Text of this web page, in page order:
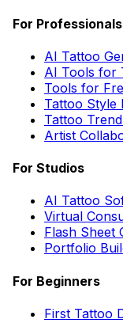
For Professionals
AI Tattoo
AI Tools for
Tools for
Tattoo Style
Tattoo
Artist
For Studios
AI Tattoo
Virtual
Flash Sheet
Portfolio
For Beginners
First Tattoo